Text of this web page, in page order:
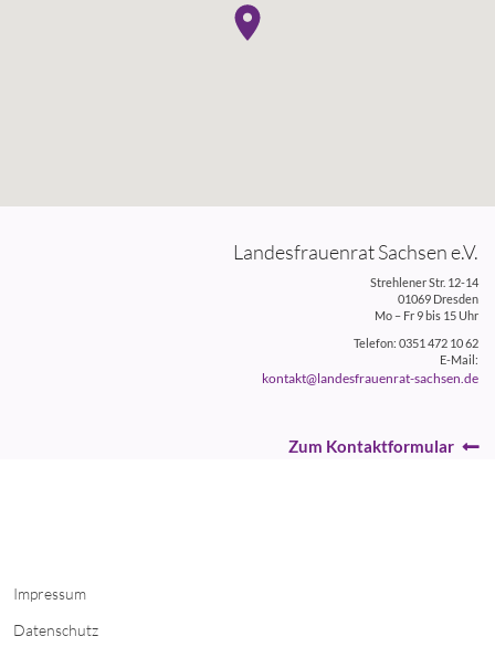
Landesfrauenrat Sachsen e.V.
Strehlener Str. 12-14
01069 Dresden
Mo – Fr 9 bis 15 Uhr
Telefon: 0351 472 10 62
E-Mail:
kontakt@landesfrauenrat-sachsen.de
Zum Kontaktformular
Impressum
Datenschutz